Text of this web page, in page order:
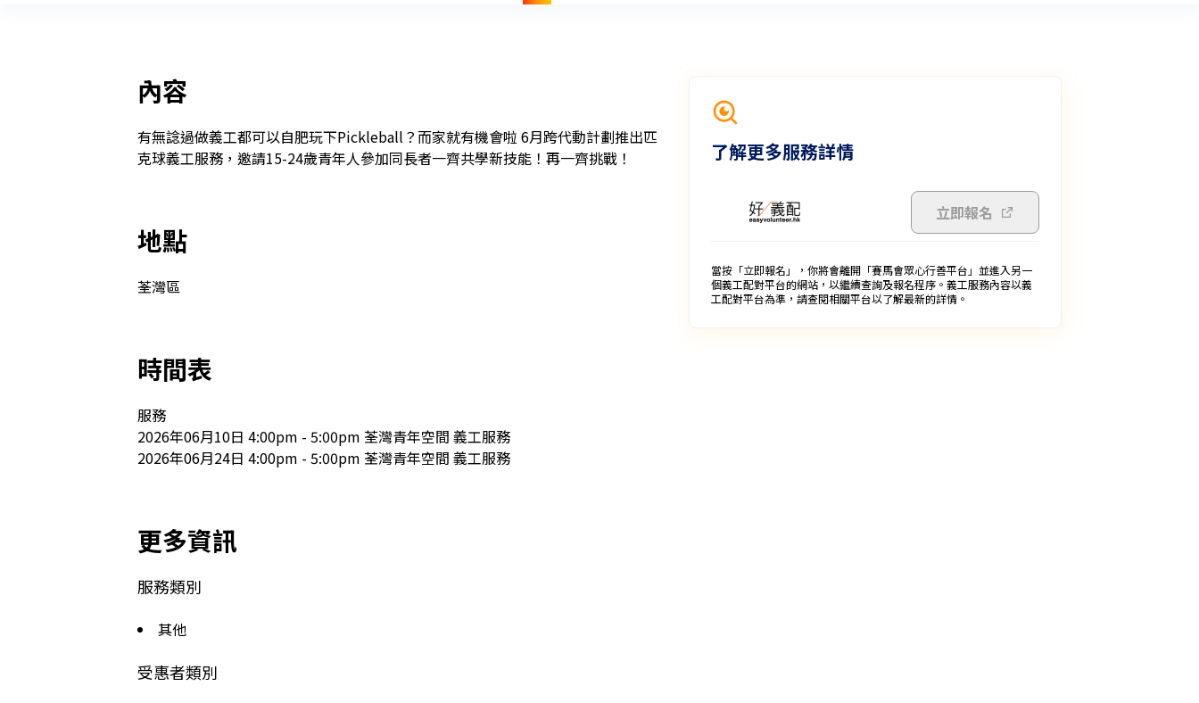
內容
有無諗過做義工都可以自肥玩下Pickleball？而家就有機會啦 6月跨代動計劃推出匹
克球義工服務，邀請15-24歲青年人參加同長者一齊共學新技能！再一齊挑戰！
地點
荃灣區
時間表
服務
2026年06月10日 4:00pm - 5:00pm 荃灣青年空間 義工服務
2026年06月24日 4:00pm - 5:00pm 荃灣青年空間 義工服務
更多資訊
服務類別
其他
受惠者類別
了解更多服務詳情
立即報名
當按「立即報名」，你將會離開「賽馬會眾心行善平台」並進入另一
個義工配對平台的網站，以繼續查詢及報名程序。義工服務內容以義
工配對平台為準，請查閱相關平台以了解最新的詳情。